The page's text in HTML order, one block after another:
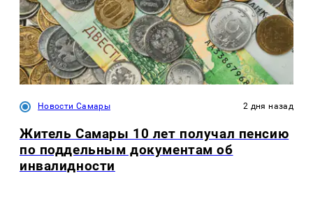
Новости Самары 2 дня назад
Житель Самары 10 лет получал пенсию
по поддельным документам об
инвалидности